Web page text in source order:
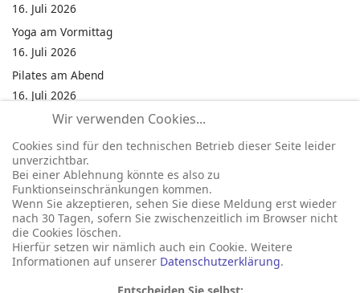
16. Juli 2026
Yoga am Vormittag
16. Juli 2026
Pilates am Abend
16. Juli 2026
Jumping Fitness Intervall
16. Juli 2026
Jumping Fitness Erwachsene
16. Juli 2026
Kinderfest in Neukirchen
16. Juli 2026
Wir verwenden Cookies...
Cookies sind für den technischen Betrieb dieser Seite leider
unverzichtbar.
Bei einer Ablehnung könnte es also zu
Funktionseinschränkungen kommen.
Wenn Sie akzeptieren, sehen Sie diese Meldung erst wieder
nach 30 Tagen, sofern Sie zwischenzeitlich im Browser nicht
die Cookies löschen.
Hierfür setzen wir nämlich auch ein Cookie. Weitere
Informationen auf unserer Datenschutzerklärung.